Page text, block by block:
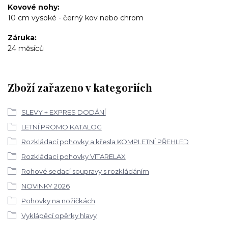
Kovové nohy
10 cm vysoké - černý kov nebo chrom
Záruka
24 měsíců
Zboží zařazeno v kategoriích
SLEVY + EXPRES DODÁNÍ
LETNÍ PROMO KATALOG
Rozkládací pohovky a křesla KOMPLETNÍ PŘEHLED
Rozkládací pohovky VITARELAX
Rohové sedací soupravy s rozkládáním
NOVINKY 2026
Pohovky na nožičkách
Vyklápěcí opěrky hlavy